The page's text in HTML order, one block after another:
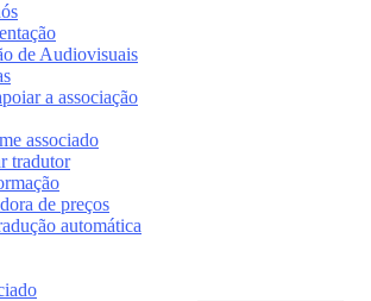
de Audiovisuais
a associação
associado
tradutor
de preços
automática